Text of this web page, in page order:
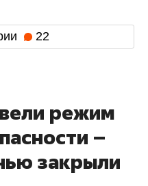
22
режим
–
закрыли